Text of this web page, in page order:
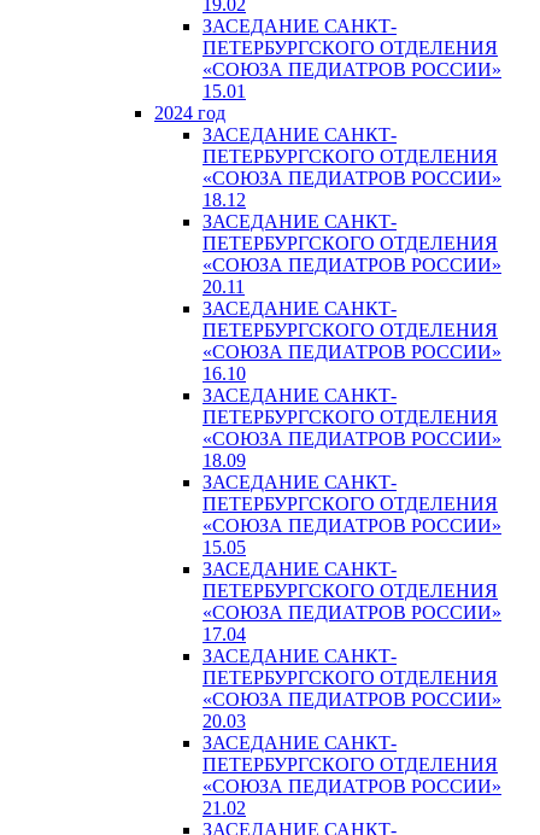
19.02
ЗАСЕДАНИЕ САНКТ-
ПЕТЕРБУРГСКОГО ОТДЕЛЕНИЯ
«СОЮЗА ПЕДИАТРОВ РОССИИ»
15.01
2024 год
ЗАСЕДАНИЕ САНКТ-
ПЕТЕРБУРГСКОГО ОТДЕЛЕНИЯ
«СОЮЗА ПЕДИАТРОВ РОССИИ»
18.12
ЗАСЕДАНИЕ САНКТ-
ПЕТЕРБУРГСКОГО ОТДЕЛЕНИЯ
«СОЮЗА ПЕДИАТРОВ РОССИИ»
20.11
ЗАСЕДАНИЕ САНКТ-
ПЕТЕРБУРГСКОГО ОТДЕЛЕНИЯ
«СОЮЗА ПЕДИАТРОВ РОССИИ»
16.10
ЗАСЕДАНИЕ САНКТ-
ПЕТЕРБУРГСКОГО ОТДЕЛЕНИЯ
«СОЮЗА ПЕДИАТРОВ РОССИИ»
18.09
ЗАСЕДАНИЕ САНКТ-
ПЕТЕРБУРГСКОГО ОТДЕЛЕНИЯ
«СОЮЗА ПЕДИАТРОВ РОССИИ»
15.05
ЗАСЕДАНИЕ САНКТ-
ПЕТЕРБУРГСКОГО ОТДЕЛЕНИЯ
«СОЮЗА ПЕДИАТРОВ РОССИИ»
17.04
ЗАСЕДАНИЕ САНКТ-
ПЕТЕРБУРГСКОГО ОТДЕЛЕНИЯ
«СОЮЗА ПЕДИАТРОВ РОССИИ»
20.03
ЗАСЕДАНИЕ САНКТ-
ПЕТЕРБУРГСКОГО ОТДЕЛЕНИЯ
«СОЮЗА ПЕДИАТРОВ РОССИИ»
21.02
ЗАСЕДАНИЕ САНКТ-